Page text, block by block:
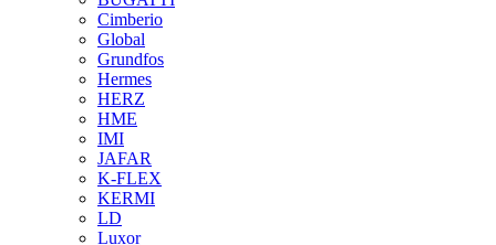
Cimberio
Global
Grundfos
Hermes
HERZ
HME
IMI
JAFAR
K-FLEX
KERMI
LD
Luxor